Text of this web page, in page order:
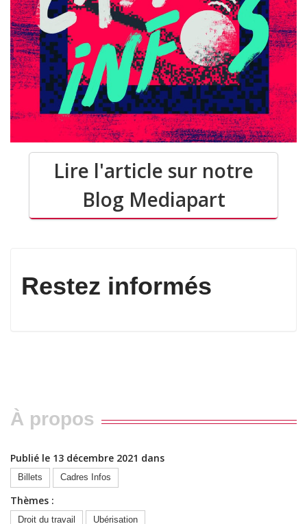
Lire l'article sur notre
Blog Mediapart
Restez informés
À propos
Publié le 13 décembre 2021 dans
Billets Cadres Infos
Thèmes :
Droit du travail Ubérisation